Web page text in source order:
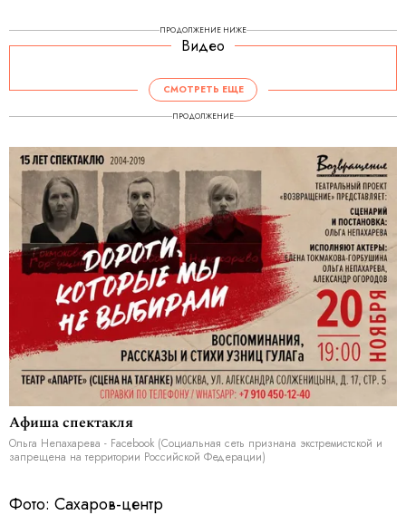
ПРОДОЛЖЕНИЕ НИЖЕ
Видео
СМОТРЕТЬ ЕЩЕ
ПРОДОЛЖЕНИЕ
Афиша спектакля
Ольга Непахарева - Facebook (Социальная сеть признана экстремистской и
запрещена на территории Российской Федерации)
Фото: Сахаров-центр